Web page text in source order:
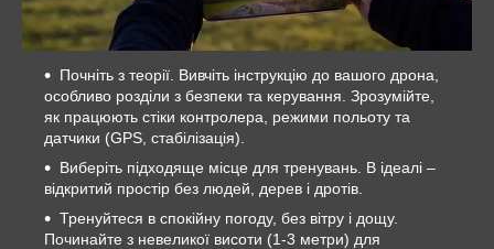
Почніть з теорії. Вивчіть інструкцію до вашого дрона,
особливо розділи з безпеки та керування. Зрозумійте,
як працюють стіки контролера, режими польоту та
датчики (GPS, стабілізація).
Виберіть підходяще місце для тренувань. В ідеалі –
відкритий простір без людей, дерев і дротів.
Тренуйтеся в спокійну погоду, без вітру і дощу.
Починайте з невеликої висоти (1-3 метри) для